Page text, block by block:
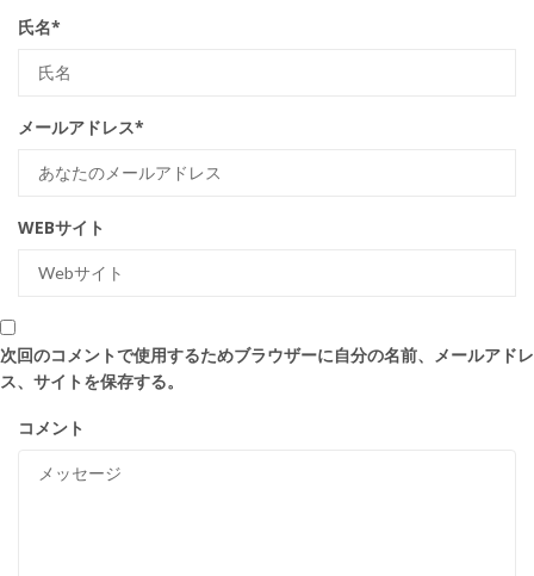
氏名*
メールアドレス*
WEBサイト
次回のコメントで使用するためブラウザーに自分の名前、メールアドレ
ス、サイトを保存する。
コメント